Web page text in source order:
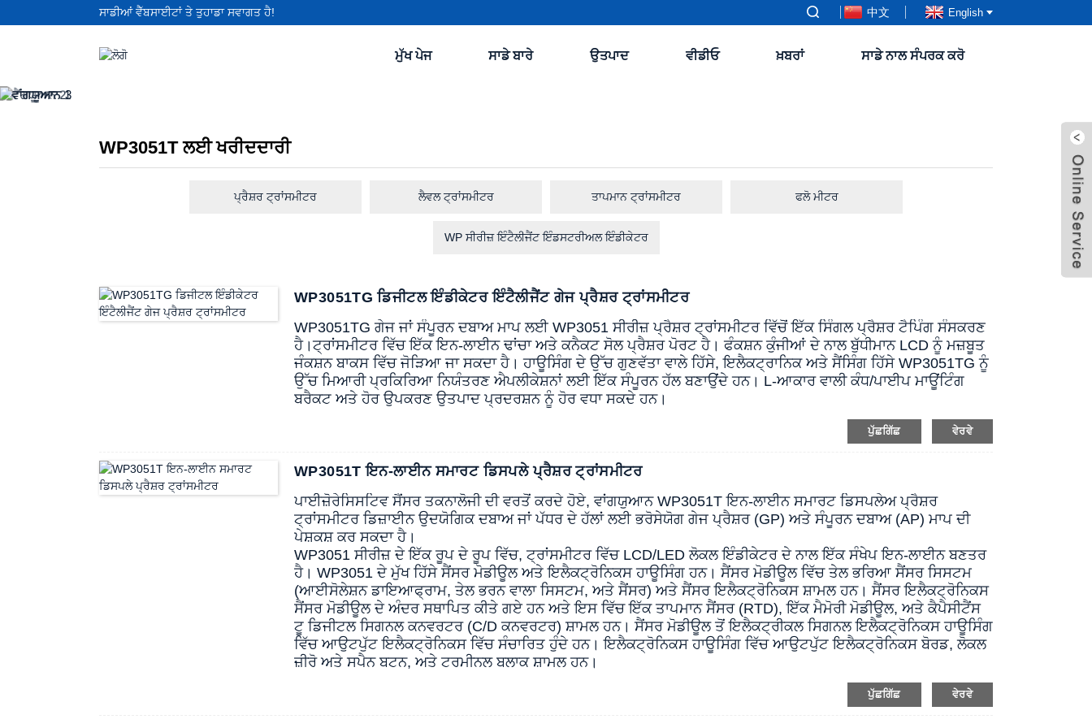
ਸਾਡੀਆਂ ਵੈੱਬਸਾਈਟਾਂ ਤੇ ਤੁਹਾਡਾ ਸਵਾਗਤ ਹੈ! 中文 English
ਮੁੱਖ ਪੇਜ ਸਾਡੇ ਬਾਰੇ ਉਤਪਾਦ ਵੀਡੀਓ ਖ਼ਬਰਾਂ ਸਾਡੇ ਨਾਲ ਸੰਪਰਕ ਕਰੋ
WP3051T ਲਈ ਖਰੀਦਦਾਰੀ
ਪ੍ਰੈਸ਼ਰ ਟ੍ਰਾਂਸਮੀਟਰ ਲੈਵਲ ਟ੍ਰਾਂਸਮੀਟਰ ਤਾਪਮਾਨ ਟ੍ਰਾਂਸਮੀਟਰ ਫਲੋ ਮੀਟਰ
WP ਸੀਰੀਜ਼ ਇੰਟੈਲੀਜੈਂਟ ਇੰਡਸਟਰੀਅਲ ਇੰਡੀਕੇਟਰ
WP3051TG ਡਿਜੀਟਲ ਇੰਡੀਕੇਟਰ ਇੰਟੈਲੀਜੈਂਟ ਗੇਜ ਪ੍ਰੈਸ਼ਰ ਟ੍ਰਾਂਸਮੀਟਰ
WP3051TG ਗੇਜ ਜਾਂ ਸੰਪੂਰਨ ਦਬਾਅ ਮਾਪ ਲਈ WP3051 ਸੀਰੀਜ਼ ਪ੍ਰੈਸ਼ਰ ਟ੍ਰਾਂਸਮੀਟਰ ਵਿੱਚੋਂ ਇੱਕ ਸਿੰਗਲ ਪ੍ਰੈਸ਼ਰ ਟੈਪਿੰਗ ਸੰਸਕਰਣ
ਹੈ। ਟ੍ਰਾਂਸਮੀਟਰ ਵਿੱਚ ਇੱਕ ਇਨ-ਲਾਈਨ ਢਾਂਚਾ ਅਤੇ ਕਨੈਕਟ ਸੋਲ ਪ੍ਰੈਸ਼ਰ ਪੋਰਟ ਹੈ। ਫੰਕਸ਼ਨ ਕੁੰਜੀਆਂ ਦੇ ਨਾਲ ਬੁੱਧੀਮਾਨ LCD ਨੂੰ ਮਜ਼ਬੂਤ ​​
ਜੰਕਸ਼ਨ ਬਾਕਸ ਵਿੱਚ ਜੋੜਿਆ ਜਾ ਸਕਦਾ ਹੈ। ਹਾਊਸਿੰਗ ਦੇ ਉੱਚ ਗੁਣਵੱਤਾ ਵਾਲੇ ਹਿੱਸੇ, ਇਲੈਕਟ੍ਰਾਨਿਕ ਅਤੇ ਸੈਂਸਿੰਗ ਹਿੱਸੇ WP3051TG ਨੂੰ
ਉੱਚ ਮਿਆਰੀ ਪ੍ਰਕਿਰਿਆ ਨਿਯੰਤਰਣ ਐਪਲੀਕੇਸ਼ਨਾਂ ਲਈ ਇੱਕ ਸੰਪੂਰਨ ਹੱਲ ਬਣਾਉਂਦੇ ਹਨ। L-ਆਕਾਰ ਵਾਲੀ ਕੰਧ/ਪਾਈਪ ਮਾਊਂਟਿੰਗ
ਬਰੈਕਟ ਅਤੇ ਹੋਰ ਉਪਕਰਣ ਉਤਪਾਦ ਪ੍ਰਦਰਸ਼ਨ ਨੂੰ ਹੋਰ ਵਧਾ ਸਕਦੇ ਹਨ।
ਪੁੱਛਗਿੱਛ ਵੇਰਵੇ
WP3051T ਇਨ-ਲਾਈਨ ਸਮਾਰਟ ਡਿਸਪਲੇ ਪ੍ਰੈਸ਼ਰ ਟ੍ਰਾਂਸਮੀਟਰ
ਪਾਈਜ਼ੋਰੇਸਿਸਟਿਵ ਸੈਂਸਰ ਤਕਨਾਲੋਜੀ ਦੀ ਵਰਤੋਂ ਕਰਦੇ ਹੋਏ, ਵਾਂਗਯੁਆਨ WP3051T ਇਨ-ਲਾਈਨ ਸਮਾਰਟ ਡਿਸਪਲੇਅ ਪ੍ਰੈਸ਼ਰ
ਟ੍ਰਾਂਸਮੀਟਰ ਡਿਜ਼ਾਈਨ ਉਦਯੋਗਿਕ ਦਬਾਅ ਜਾਂ ਪੱਧਰ ਦੇ ਹੱਲਾਂ ਲਈ ਭਰੋਸੇਯੋਗ ਗੇਜ ਪ੍ਰੈਸ਼ਰ (GP) ਅਤੇ ਸੰਪੂਰਨ ਦਬਾਅ (AP) ਮਾਪ ਦੀ
ਪੇਸ਼ਕਸ਼ ਕਰ ਸਕਦਾ ਹੈ।
WP3051 ਸੀਰੀਜ਼ ਦੇ ਇੱਕ ਰੂਪ ਦੇ ਰੂਪ ਵਿੱਚ, ਟ੍ਰਾਂਸਮੀਟਰ ਵਿੱਚ LCD/LED ਲੋਕਲ ਇੰਡੀਕੇਟਰ ਦੇ ਨਾਲ ਇੱਕ ਸੰਖੇਪ ਇਨ-ਲਾਈਨ ਬਣਤਰ
ਹੈ। WP3051 ਦੇ ਮੁੱਖ ਹਿੱਸੇ ਸੈਂਸਰ ਮੋਡੀਊਲ ਅਤੇ ਇਲੈਕਟ੍ਰੋਨਿਕਸ ਹਾਊਸਿੰਗ ਹਨ। ਸੈਂਸਰ ਮੋਡੀਊਲ ਵਿੱਚ ਤੇਲ ਭਰਿਆ ਸੈਂਸਰ ਸਿਸਟਮ
(ਆਈਸੋਲੇਸ਼ਨ ਡਾਇਆਫ੍ਰਾਮ, ਤੇਲ ਭਰਨ ਵਾਲਾ ਸਿਸਟਮ, ਅਤੇ ਸੈਂਸਰ) ਅਤੇ ਸੈਂਸਰ ਇਲੈਕਟ੍ਰੋਨਿਕਸ ਸ਼ਾਮਲ ਹਨ। ਸੈਂਸਰ ਇਲੈਕਟ੍ਰੋਨਿਕਸ
ਸੈਂਸਰ ਮੋਡੀਊਲ ਦੇ ਅੰਦਰ ਸਥਾਪਿਤ ਕੀਤੇ ਗਏ ਹਨ ਅਤੇ ਇਸ ਵਿੱਚ ਇੱਕ ਤਾਪਮਾਨ ਸੈਂਸਰ (RTD), ਇੱਕ ਮੈਮੋਰੀ ਮੋਡੀਊਲ, ਅਤੇ ਕੈਪੈਸੀਟੈਂਸ
ਟੂ ਡਿਜੀਟਲ ਸਿਗਨਲ ਕਨਵਰਟਰ (C/D ਕਨਵਰਟਰ) ਸ਼ਾਮਲ ਹਨ। ਸੈਂਸਰ ਮੋਡੀਊਲ ਤੋਂ ਇਲੈਕਟ੍ਰੀਕਲ ਸਿਗਨਲ ਇਲੈਕਟ੍ਰੋਨਿਕਸ ਹਾਊਸਿੰਗ
ਵਿੱਚ ਆਉਟਪੁੱਟ ਇਲੈਕਟ੍ਰੋਨਿਕਸ ਵਿੱਚ ਸੰਚਾਰਿਤ ਹੁੰਦੇ ਹਨ। ਇਲੈਕਟ੍ਰੋਨਿਕਸ ਹਾਊਸਿੰਗ ਵਿੱਚ ਆਉਟਪੁੱਟ ਇਲੈਕਟ੍ਰੋਨਿਕਸ ਬੋਰਡ, ਲੋਕਲ
ਜ਼ੀਰੋ ਅਤੇ ਸਪੈਨ ਬਟਨ, ਅਤੇ ਟਰਮੀਨਲ ਬਲਾਕ ਸ਼ਾਮਲ ਹਨ।
ਪੁੱਛਗਿੱਛ ਵੇਰਵੇ